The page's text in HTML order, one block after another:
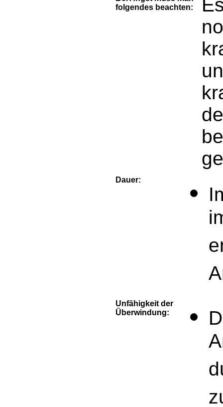
folgendes beachten:
Dauer:
Unfähigkeit der
Überwindung: